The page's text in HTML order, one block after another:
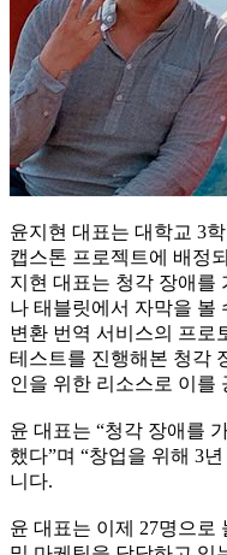
윤지현 대표는 대학교 3
캡스톤 프로젝트에 배정
지현 대표는 청각 장애를
나 태블릿에서 자막을 볼
변환 번역 서비스의 프로
테스트를 진행해본 청각
인을 위한 리소스로 이를
윤 대표는 “청각 장애를
했다”며 “창업을 위해 3
니다.
윤 대표는 이제 27명으로